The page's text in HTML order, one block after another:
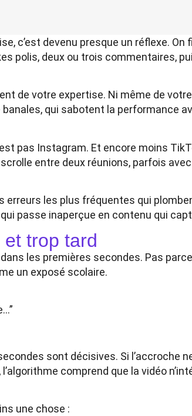
c’est devenu presque un réflexe.
polis, deux ou trois commentaires,
de votre expertise. Ni même de
banales, qui sabotent la performance
pas Instagram. Et encore moins
entre deux réunions, parfois
erreurs les plus fréquentes qui
passe inaperçue en contenu qui
trop tard
les premières secondes. Pas
un exposé scolaire.
sont décisives. Si l’accroche
comprend que la vidéo
une chose :